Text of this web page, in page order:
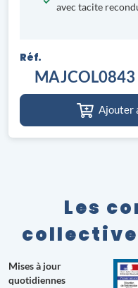
avec tacite
Réf.
MAJCOL0843
Ajouter
Les
Mises à jour
quotidiennes